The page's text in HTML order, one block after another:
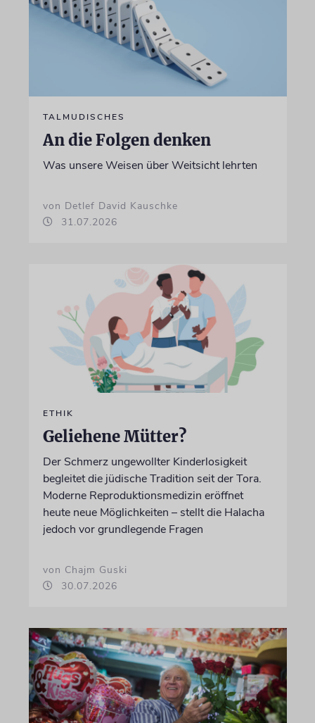
TALMUDISCHES
An die Folgen denken
Was unsere Weisen über Weitsicht lehrten
von Detlef David Kauschke
31.07.2026
ETHIK
Geliehene Mütter?
Der Schmerz ungewollter Kinderlosigkeit
begleitet die jüdische Tradition seit der Tora.
Moderne Reproduktionsmedizin eröffnet
heute neue Möglichkeiten – stellt die Halacha
jedoch vor grundlegende Fragen
von Chajm Guski
30.07.2026